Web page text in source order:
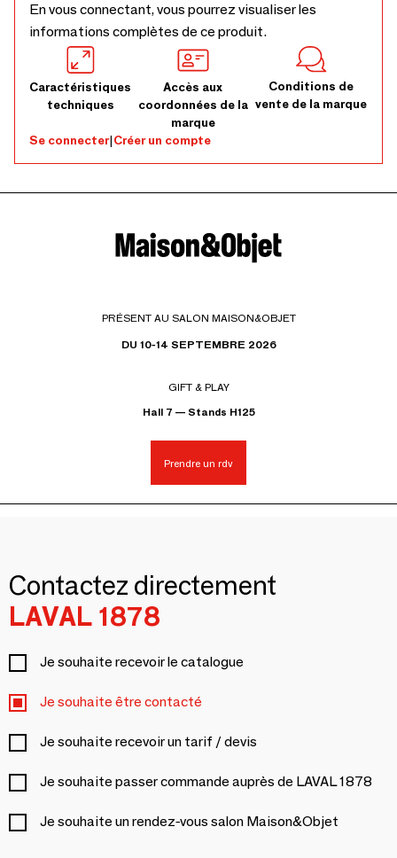
En vous connectant, vous pourrez visualiser les
informations complètes de ce produit.
Caractéristiques
techniques
Accès aux
coordonnées de la
marque
Conditions de
vente de la marque
Se connecter|Créer un compte
PRÉSENT AU SALON MAISON&OBJET
DU 10-14 SEPTEMBRE 2026
GIFT & PLAY
Hall 7 — Stands H125
Prendre un rdv
Contactez directement
LAVAL 1878
Je souhaite recevoir le catalogue
Je souhaite être contacté
Je souhaite recevoir un tarif / devis
Je souhaite passer commande auprès de LAVAL 1878
Je souhaite un rendez-vous salon Maison&Objet